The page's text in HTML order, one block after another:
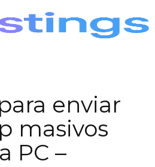
enviar
masivos
PC –